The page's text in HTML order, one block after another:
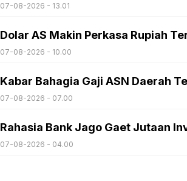
07-08-2026 - 13.01
Dolar AS Makin Perkasa Rupiah
07-08-2026 - 10.00
Kabar Bahagia Gaji ASN Daerah
07-08-2026 - 07.00
Rahasia Bank Jago Gaet Jutaan
07-08-2026 - 04.00